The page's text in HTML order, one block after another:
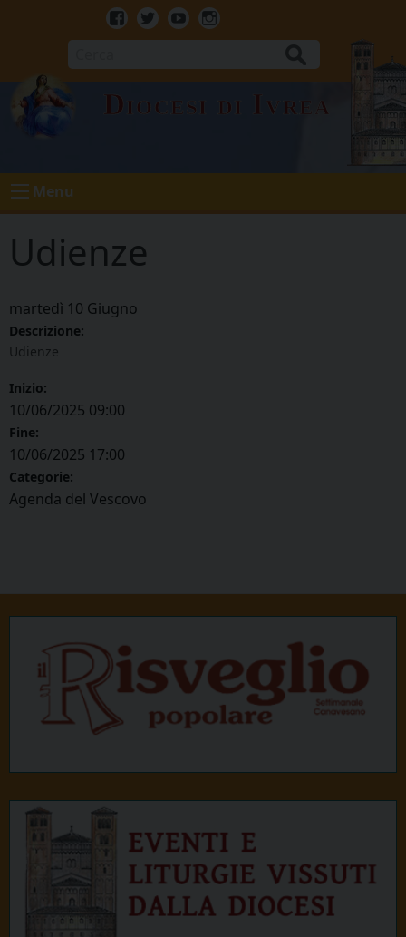
Facebook
TwitterYoutubeInstagram
Diocesi di Ivrea
Menu
Udienze
martedì 10 Giugno
Descrizione:
Udienze
Inizio:
10/06/2025 09:00
Fine:
10/06/2025 17:00
Categorie:
Agenda del Vescovo